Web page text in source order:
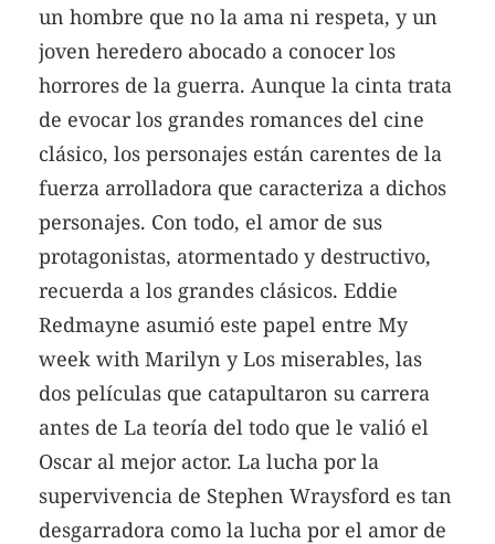
un hombre que no la ama ni respeta, y un
joven heredero abocado a conocer los
horrores de la guerra. Aunque la cinta trata
de evocar los grandes romances del cine
clásico, los personajes están carentes de la
fuerza arrolladora que caracteriza a dichos
personajes. Con todo, el amor de sus
protagonistas, atormentado y destructivo,
recuerda a los grandes clásicos. Eddie
Redmayne asumió este papel entre My
week with Marilyn y Los miserables, las
dos películas que catapultaron su carrera
antes de La teoría del todo que le valió el
Oscar al mejor actor. La lucha por la
supervivencia de Stephen Wraysford es tan
desgarradora como la lucha por el amor de